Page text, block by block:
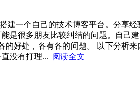
一个自己的技术博客平台。分享
是很多朋友比较纠结的问题。自己
好处，各有各的问题。 以下分析
没有打理... 阅读全文